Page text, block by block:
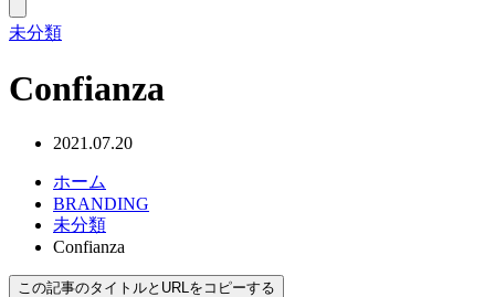
未分類
Confianza
2021.07.20
ホーム
BRANDING
未分類
Confianza
この記事のタイトルとURLをコピーする